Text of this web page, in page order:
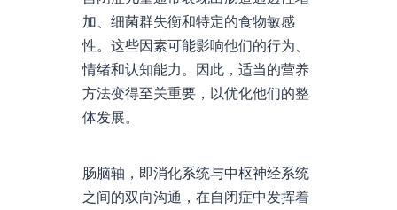
加、细菌群失衡和特定的食物敏感
性。这些因素可能影响他们的行为、
情绪和认知能力。因此，适当的营养
方法变得至关重要，以优化他们的整
体发展。
肠脑轴，即消化系统与中枢神经系统
之间的双向沟通，在自闭症中发挥着